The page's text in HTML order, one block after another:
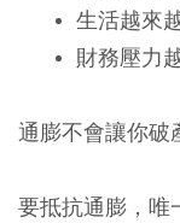
生活越來
財務壓力
通膨不會讓你破
要抵抗通膨，唯